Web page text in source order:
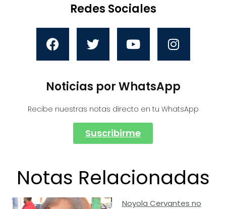
Redes Sociales
Noticias por WhatsApp
Recibe nuestras notas directo en tu WhatsApp
Suscribirme
Notas Relacionadas
Noyola Cervantes no